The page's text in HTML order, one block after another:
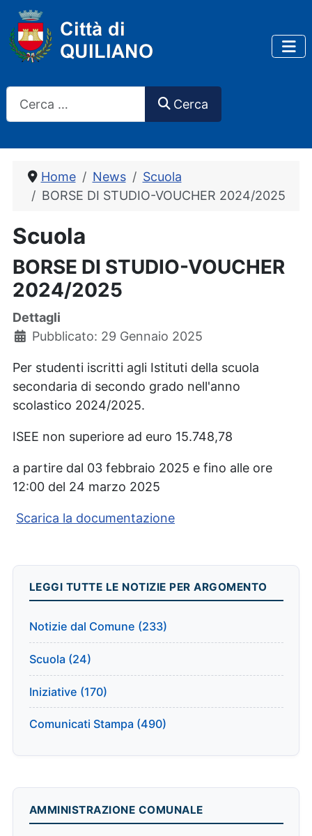
Cerca
Home News
Scuola
BORSE DI STUDIO-VOUCHER 2024/2025
Scuola
BORSE DI STUDIO-VOUCHER
2024/2025
Dettagli
Pubblicato: 29 Gennaio 2025
Per studenti iscritti agli Istituti della scuola
secondaria di secondo grado nell'anno
scolastico 2024/2025.
ISEE non superiore ad euro 15.748,78
a partire dal 03 febbraio 2025 e fino alle ore
12:00 del 24 marzo 2025
Scarica la documentazione
LEGGI TUTTE LE NOTIZIE PER ARGOMENTO
Notizie dal Comune (233)
Scuola (24)
Iniziative (170)
Comunicati Stampa (490)
AMMINISTRAZIONE COMUNALE